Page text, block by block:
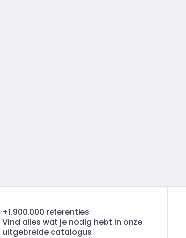
+1.900.000 referenties
Vind alles wat je nodig hebt in onze
uitgebreide catalogus